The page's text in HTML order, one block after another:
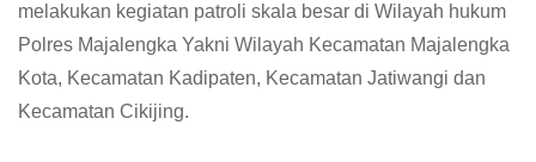
melakukan kegiatan patroli skala besar di Wilayah hukum
Polres Majalengka Yakni Wilayah Kecamatan Majalengka
Kota, Kecamatan Kadipaten, Kecamatan Jatiwangi dan
Kecamatan Cikijing.